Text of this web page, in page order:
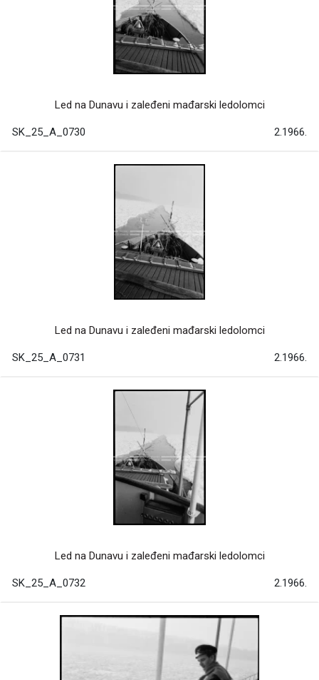
Led na Dunavu i zaleđeni mađarski ledolomci
SK_25_A_0730 2.1966.
Led na Dunavu i zaleđeni mađarski ledolomci
SK_25_A_0731 2.1966.
Led na Dunavu i zaleđeni mađarski ledolomci
SK_25_A_0732 2.1966.